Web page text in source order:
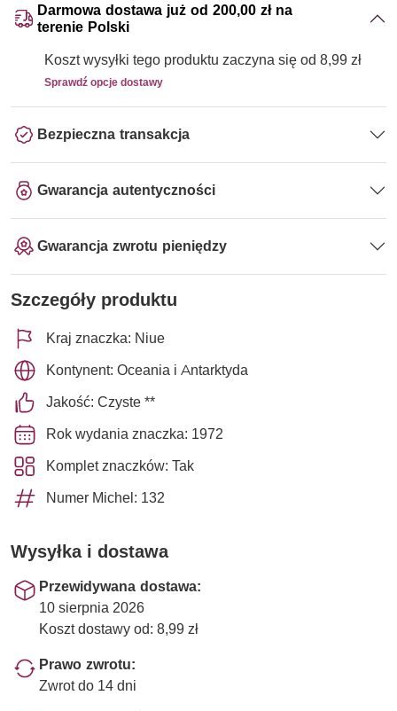
Darmowa dostawa już od 200,00 zł na
terenie Polski
Koszt wysyłki tego produktu zaczyna się od 8,99 zł
Sprawdź opcje dostawy
Bezpieczna transakcja
Gwarancja autentyczności
Gwarancja zwrotu pieniędzy
Szczegóły produktu
Kraj znaczka: Niue
Kontynent: Oceania i Antarktyda
Jakość: Czyste **
Rok wydania znaczka: 1972
Komplet znaczków: Tak
Numer Michel: 132
Wysyłka i dostawa
Przewidywana dostawa:
10 sierpnia 2026
Koszt dostawy od: 8,99 zł
Prawo zwrotu:
Zwrot do 14 dni